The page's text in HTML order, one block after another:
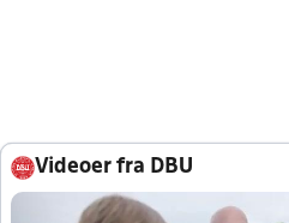
Videoer fra DBU